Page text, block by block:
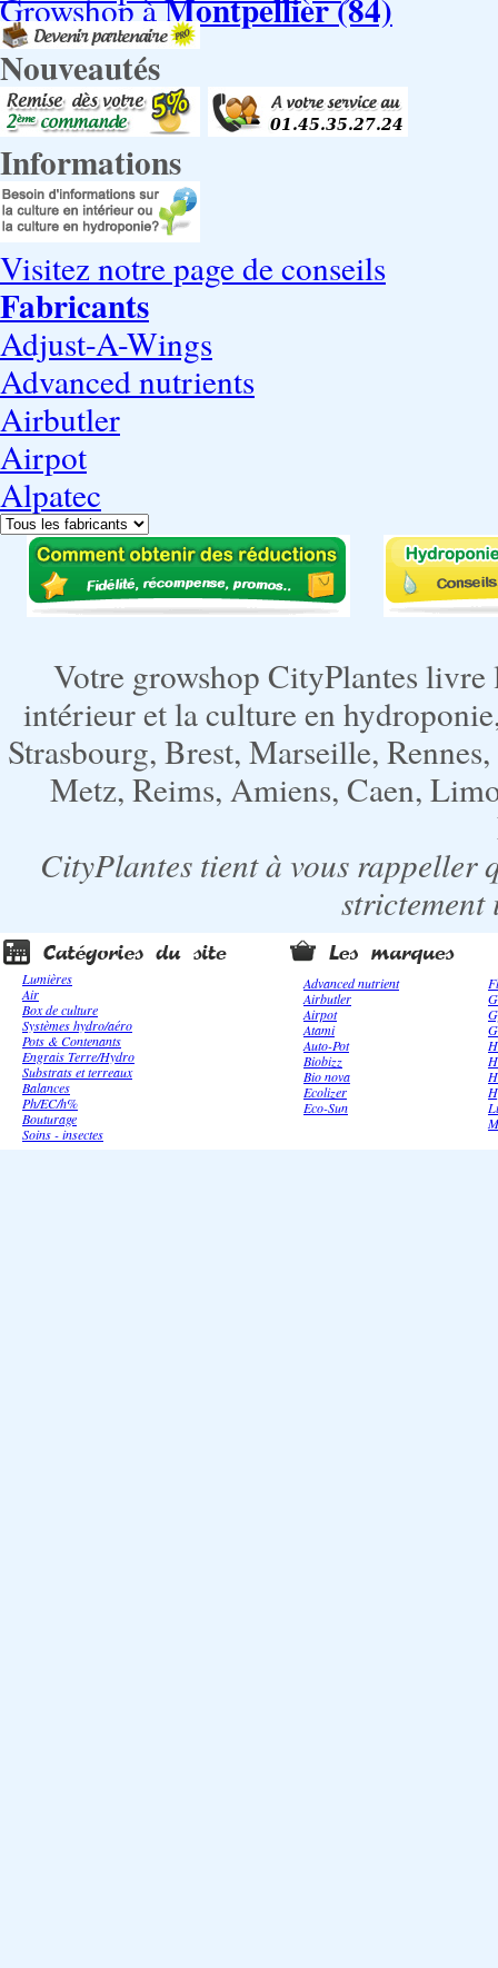
Growshop à
Nouveautés
Informations
Visitez notre page de conseils
Fabricants
Adjust-A-Wings
Advanced nutrients
Airbutler
Airpot
Alpatec
Votre growshop CityPlantes
intérieur et la culture en
Strasbourg, Brest, Marseille,
Metz, Reims, Amiens, Caen,
CityPlantes tient à vous rappeller
strictement
Lumières
Air
Box de culture
Systèmes hydro/aéro
Pots & Contenants
Engrais Terre/Hydro
Substrats et terreaux
Balances
Ph/EC/h%
Bouturage
Soins - insectes
Advanced nutrient
Airbutler
Airpot
Atami
Auto-Pot
Biobizz
Bio nova
Ecolizer
Eco-Sun